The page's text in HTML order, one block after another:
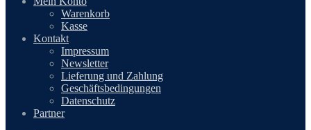
Warenkorb
Kasse
Kontakt
Impressum
Newsletter
Lieferung und Zahlung
Geschäftsbedingungen
Datenschutz
Partner